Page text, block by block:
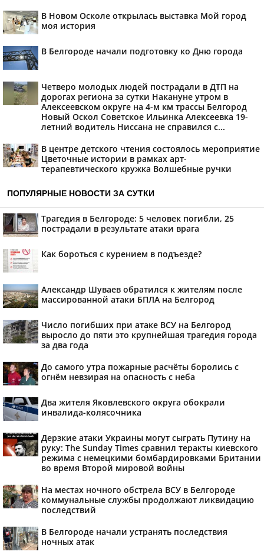
В Новом Осколе открылась выставка Мой город
моя история
В Белгороде начали подготовку ко Дню города
Четверо молодых людей пострадали в ДТП на
дорогах региона за сутки Накануне утром в
Алексеевском округе на 4-м км трассы Белгород
Новый Оскол Советское Ильинка Алексеевка 19-
летний водитель Ниссана не справился с...
В центре детского чтения состоялось мероприятие
Цветочные истории в рамках арт-
терапевтического кружка Волшебные ручки
ПОПУЛЯРНЫЕ НОВОСТИ ЗА СУТКИ
Трагедия в Белгороде: 5 человек погибли, 25
пострадали в результате атаки врага
Как бороться с курением в подъезде?
Александр Шуваев обратился к жителям после
массированной атаки БПЛА на Белгород
Число погибших при атаке ВСУ на Белгород
выросло до пяти это крупнейшая трагедия города
за два года
До самого утра пожарные расчёты боролись с
огнём невзирая на опасность с неба
Два жителя Яковлевского округа обокрали
инвалида-колясочника
Дерзкие атаки Украины могут сыграть Путину на
руку: The Sunday Times сравнил теракты киевского
режима с немецкими бомбардировками Британии
во время Второй мировой войны
На местах ночного обстрела ВСУ в Белгороде
коммунальные службы продолжают ликвидацию
последствий
В Белгороде начали устранять последствия
ночных атак